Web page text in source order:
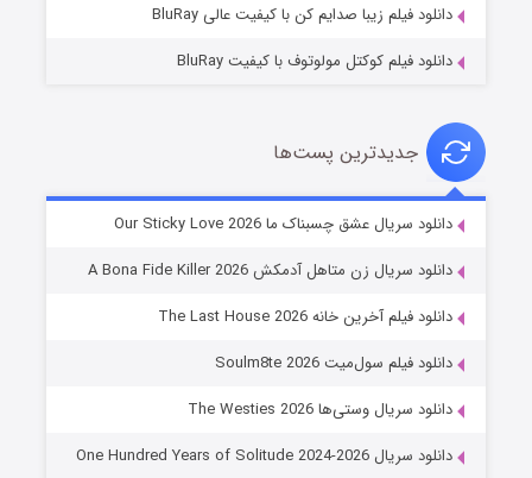
شوهر
دانلود فیلم زیبا صدایم کن با کیفیت عالی BluRay
دانلود فیلم کوکتل مولوتوف با کیفیت BluRay
جدیدترین پست‌ها
دانلود سریال عشق چسبناک ما Our Sticky Love 2026
دانلود سریال زن متاهل آدمکش A Bona Fide Killer 2026
دانلود فیلم آخرین خانه The Last House 2026
دانلود فیلم سول‌میت Soulm8te 2026
دانلود سریال وستی‌ها The Westies 2026
دانلود سریال One Hundred Years of Solitude 2024-2026